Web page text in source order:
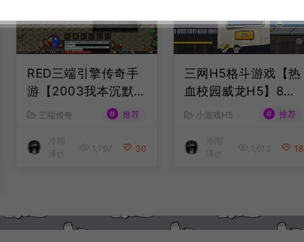
RED三端引擎传奇手
游【2003我本沉默三
职业】8月最新整理W
卓+详细搭建教程
三端传奇 # 推荐
泽ღ
1,797 30
三网H5格斗游戏【热
血校园威龙H5】8月
最新整理Linux手工
端+解压即玩+简易安
小游戏H5 # 推荐
泽ღ
1,613 18